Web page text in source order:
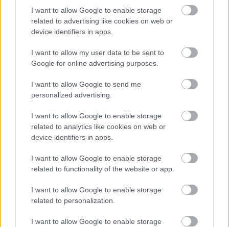
I want to allow Google to enable storage
related to advertising like cookies on web or
device identifiers in apps.
I want to allow my user data to be sent to
Google for online advertising purposes.
I want to allow Google to send me
personalized advertising.
I want to allow Google to enable storage
related to analytics like cookies on web or
device identifiers in apps.
I want to allow Google to enable storage
related to functionality of the website or app.
I want to allow Google to enable storage
related to personalization.
I want to allow Google to enable storage
, 20 Νοεμβρίου 2017
, 2 Νοεμβρίου 2017 || Επικαιρότητα